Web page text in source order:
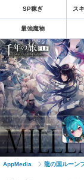
SP稼ぎ ス
最強魔物
AppMedia 龍の国ルーン